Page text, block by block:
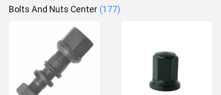
Bolts And Nuts Center (177)